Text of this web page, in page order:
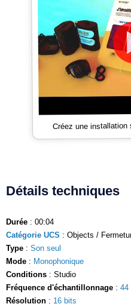
Créez une
Détails techniques
Durée : 00:04
Catégorie UCS : Objects /
Type : Son seul
Mode : Monophonique
Conditions : Studio
Fréquence d'échantillonnage : 44
Résolution : 16 bits